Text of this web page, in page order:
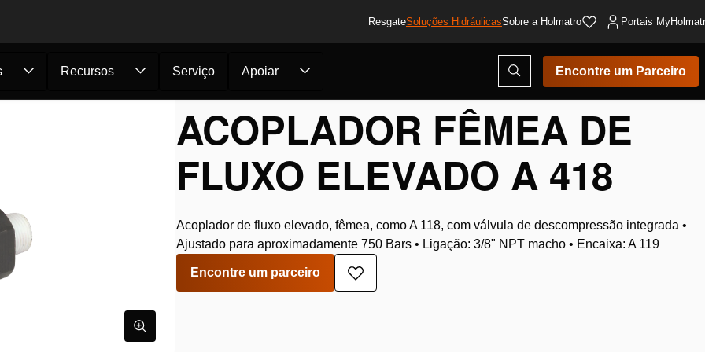
ResgateSoluções HidráulicasSobre a Holmatro Portais
Recursos Serviço Apoiar
Abrir
modal
de
pesquisa
Encontre um Parceiro
do Sistema /Acopladores Acoplador fêmea d...
ACOPLADOR FÊMEA DE
FLUXO ELEVADO A 418
Acoplador de fluxo elevado, fêmea, como A 118, com válvula de descompressão integrada •
Ajustado para aproximadamente 750 Bars • Ligação: 3/8" NPT macho • Encaixa: A 119
Encontre um parceiro
Adicionar
à